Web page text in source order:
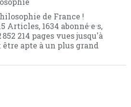
de France !
Articles, 1634 abonné·e·s,
852 214 pages vues jusqu'à
apte à un plus grand